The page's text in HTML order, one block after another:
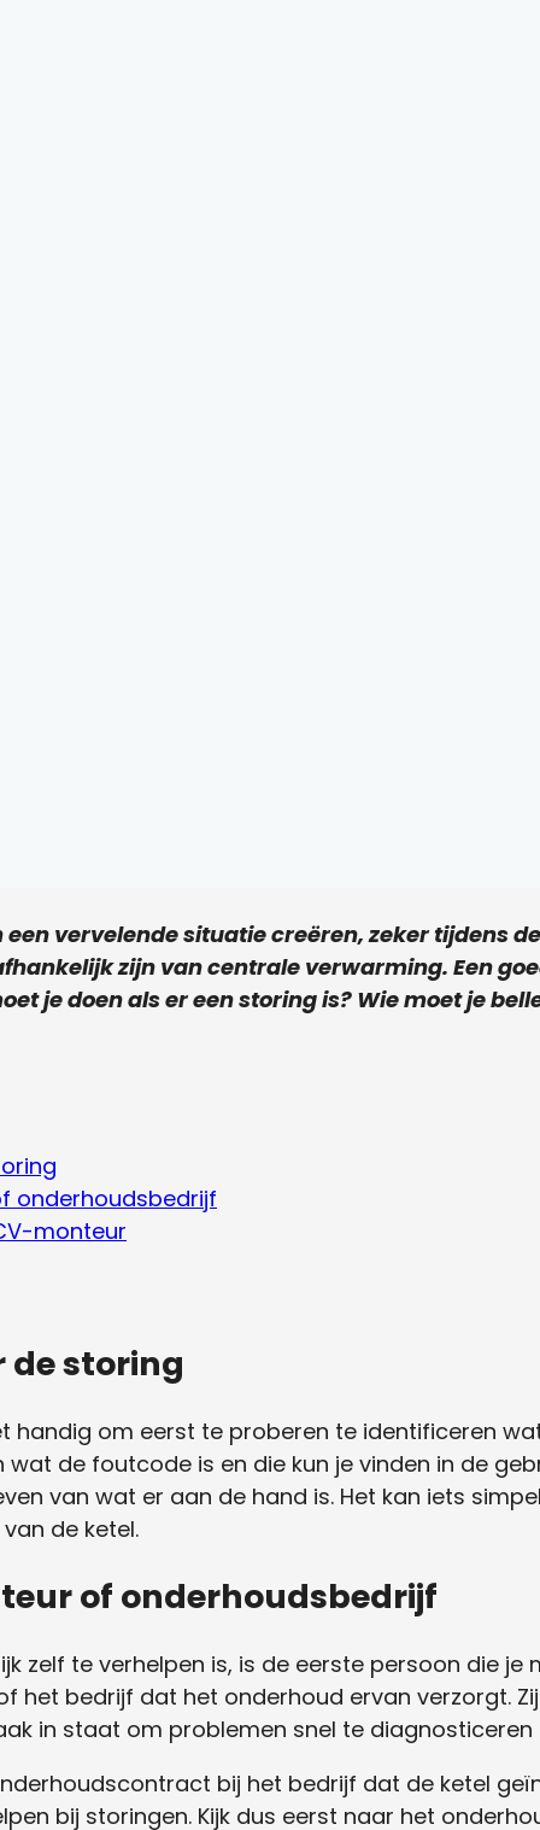
vervelende situatie creëren, zeker tijdens
zijn van centrale verwarming. Een
je doen als er een storing is? Wie moet je
onderhoudsbedrijf
monteur
de storing
handig om eerst te proberen te identificeren
wat de foutcode is en die kun je vinden in de
van wat er aan de hand is. Het kan iets
de ketel.
of onderhoudsbedrijf
zelf te verhelpen is, is de eerste persoon die je
het bedrijf dat het onderhoud ervan verzorgt.
in staat om problemen snel te diagnosticeren
bij het bedrijf dat de ketel
bij storingen. Kijk dus eerst naar het